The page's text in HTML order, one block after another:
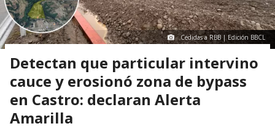
Cedidas a RBB | Edición BBCL
Detectan que particular intervino
cauce y erosionó zona de bypass
en Castro: declaran Alerta
Amarilla